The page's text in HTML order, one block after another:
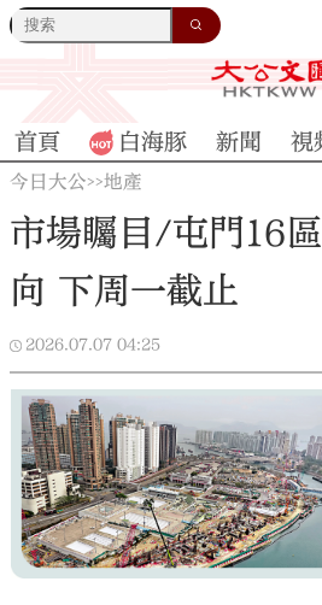
首頁 白海豚 新聞 視
今日大公>>地產
市場矚目/屯門16
向 下周一截止
2026.07.07 04:25